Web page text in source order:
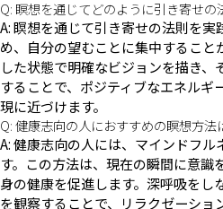
Q: 瞑想を通じてどのように引き寄せの
A: 瞑想を通じて引き寄せの法則を
め、自分の望むことに集中すること
した状態で明確なビジョンを描き、
することで、ポジティブなエネルギ
現に近づけます。
Q: 健康志向の人におすすめの瞑想方法
A: 健康志向の人には、マインドフル
す。この方法は、現在の瞬間に意識
身の健康を促進します。深呼吸をし
を観察することで、リラクゼーショ